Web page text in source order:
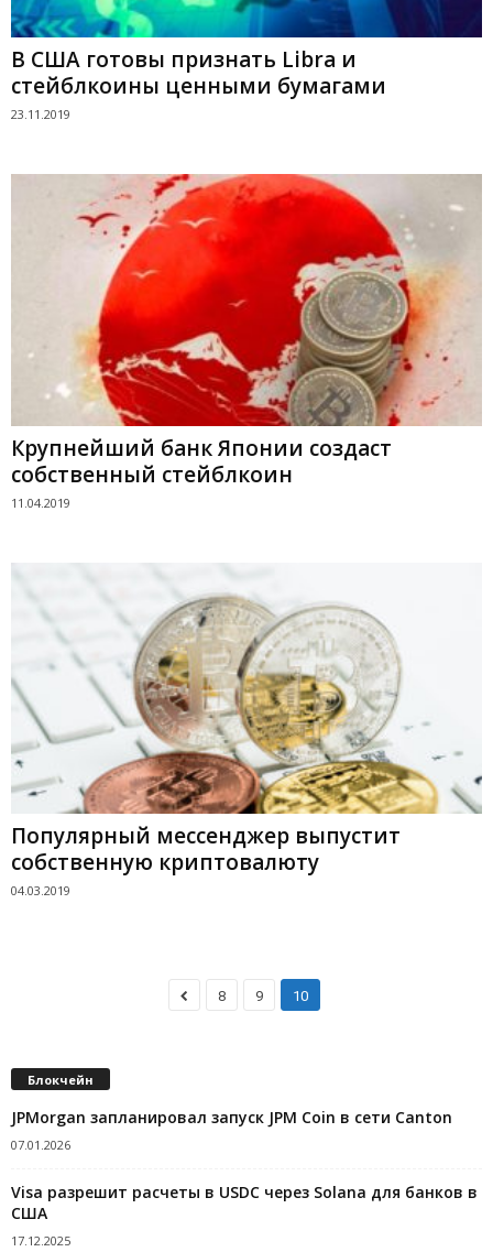
В США готовы признать Libra и
стейблкоины ценными бумагами
23.11.2019
Крупнейший банк Японии создаст
собственный стейблкоин
11.04.2019
Популярный мессенджер выпустит
собственную криптовалюту
04.03.2019
8 9 10
Блокчейн
JPMorgan запланировал запуск JPM Coin в сети Canton
07.01.2026
Visa разрешит расчеты в USDC через Solana для банков в
США
17.12.2025